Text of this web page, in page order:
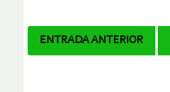
Navegador
ENTRADA ANTERIOR